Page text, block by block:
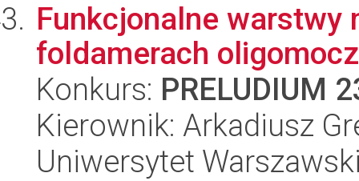
Funkcjonalne warstwy
foldamerach
Konkurs: PRELUDIUM
Kierownik: Arkadiusz
Uniwersytet